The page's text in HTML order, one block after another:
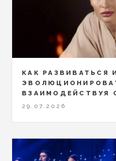
КАК РАЗВИВАТЬСЯ
ВЗАИМОДЕЙСТВУЯ
29.07.2026